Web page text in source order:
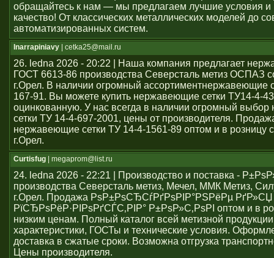
обращайтесь к нам — мы предлагаем лучшие условия и
качество! От классических металлических моделей до
автоматизированных систем.
Inarrapiniavy | cetka25@mail.ru
26. ledna 2026 - 20:22 | Наша компания предлагает
ГОСТ 6613-86 производства Северсталь метиз ОСПАЗ
г.Орел. В наличии огромный ассортиментнержавеющие
167-91. Вы можете купить нержавеющие сетки ТУ14-4-
оцинкованную. У нас всегда в наличии огромный
сетки ТУ 14-4-697-2001, цены от производителя.
нержавеющие сетки ТУ 14-4-1561-89 оптом и в розницу
г.Орел.
Curtisfug | megaprom@list.ru
24. ledna 2026 - 22:21 | Производство и поставка -
производства Северсталь метиз, Мечел, ММК Метиз,
г.Орел. Продажа РѕР±РѕСЂСѓРґРѕРІР°РЅРёРµ РґР»СЏ
РїСЂРѕРёР·РІРѕРґСЃС‚РІР° Р±РѕР»С‚РѕРІ оптом и в
низким ценам. Полный каталог всей метизной
характеристики, ГОСТы и технические условия.
доставка в сжатые сроки. Возможна отгрузка
Цены производителя.